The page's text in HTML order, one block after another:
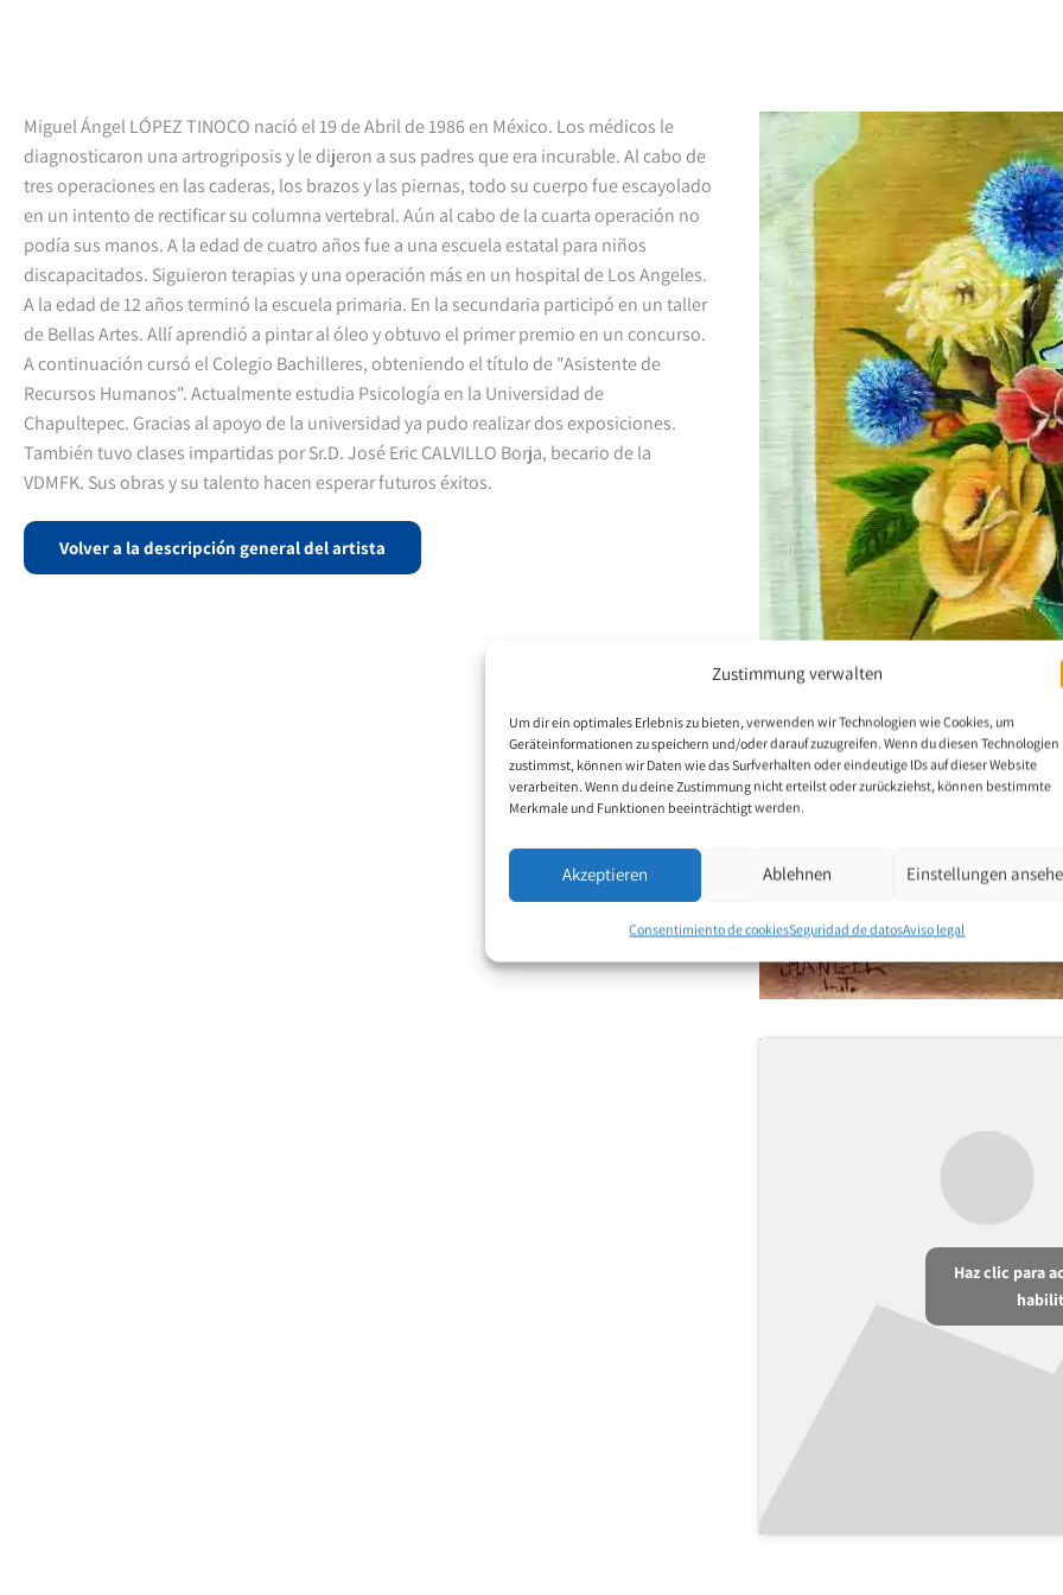
Zustimmung verwalten
Um dir ein optimales Erlebnis zu bieten, verwenden wir Technologien wie Cookies, um
Geräteinformationen zu speichern und/oder darauf zuzugreifen. Wenn du diesen Technologien
zustimmst, können wir Daten wie das Surfverhalten oder eindeutige IDs auf dieser Website
verarbeiten. Wenn du deine Zustimmung nicht erteilst oder zurückziehst, können bestimmte
Merkmale und Funktionen beeinträchtigt werden.
Akzeptieren Ablehnen Einstellungen
Consentimiento de cookiesSeguridad de datosAviso legal
Miguel Ángel LÓPEZ TINOCO nació el 19 de Abril de 1986 en México. Los médicos le
diagnosticaron una artrogriposis y le dijeron a sus padres que era incurable. Al cabo de
tres operaciones en las caderas, los brazos y las piernas, todo su cuerpo fue escayolado
en un intento de rectificar su columna vertebral. Aún al cabo de la cuarta operación no
podía sus manos. A la edad de cuatro años fue a una escuela estatal para niños
discapacitados. Siguieron terapias y una operación más en un hospital de Los Angeles.
A la edad de 12 años terminó la escuela primaria. En la secundaria participó en un taller
de Bellas Artes. Allí aprendió a pintar al óleo y obtuvo el primer premio en un concurso.
A continuación cursó el Colegio Bachilleres, obteniendo el título de "Asistente de
Recursos Humanos". Actualmente estudia Psicología en la Universidad de
Chapultepec. Gracias al apoyo de la universidad ya pudo realizar dos exposiciones.
También tuvo clases impartidas por Sr.D. José Eric CALVILLO Borja, becario de la
VDMFK. Sus obras y su talento hacen esperar futuros éxitos.
Volver a la descripción general del artista
Haz clic para